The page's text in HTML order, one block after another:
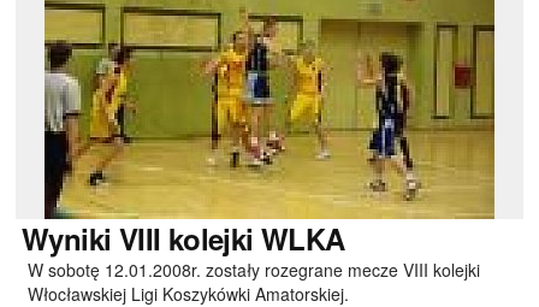
Wyniki VIII kolejki WLKA
W sobotę 12.01.2008r. zostały rozegrane mecze VIII kolejki
Włocławskiej Ligi Koszykówki Amatorskiej.